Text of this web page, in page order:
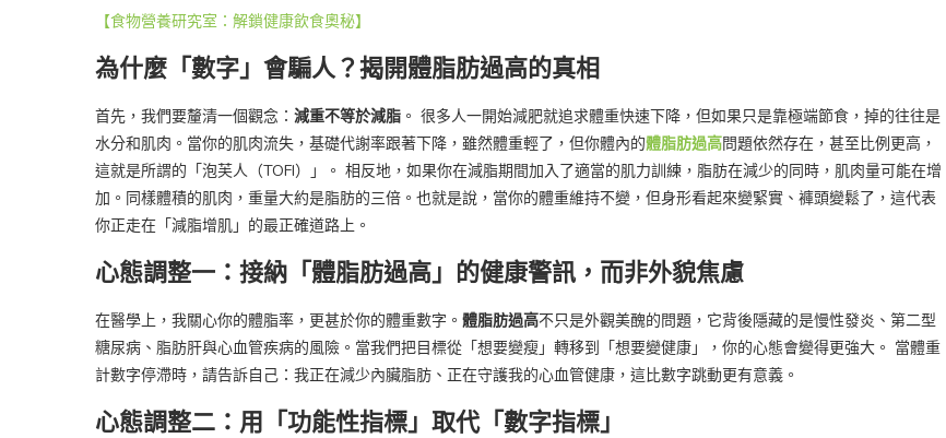
【食物營養研究室：解鎖健康飲食奧秘】
為什麼「數字」會騙人？揭開體脂肪過高的真相
首先，我們要釐清一個觀念： 減重不等於減脂 。 很多人一開始減肥就追求體重快速下降，但如果只是靠極端節食，掉的往往是
水分和肌肉。當你的肌肉流失，基礎代謝率跟著下降，雖然體重輕了，但你體內的體脂肪過高問題依然存在，甚至比例更高，
這就是所謂的「泡芙人（TOFI）」。 相反地，如果你在減脂期間加入了適當的肌力訓練，脂肪在減少的同時，肌肉量可能在增
加。同樣體積的肌肉，重量大約是脂肪的三倍。也就是說，當你的體重維持不變，但身形看起來變緊實、褲頭變鬆了，這代表
你正走在「減脂增肌」的最正確道路上。
心態調整一：接納「體脂肪過高」的健康警訊，而非外貌焦慮
在醫學上，我關心你的體脂率，更甚於你的體重數字。 體脂肪過高不只是外觀美醜的問題，它背後隱藏的是慢性發炎、第二型
糖尿病、脂肪肝與心血管疾病的風險。當我們把目標從「想要變瘦」轉移到「想要變健康」，你的心態會變得更強大。 當體重
計數字停滯時，請告訴自己：我正在減少內臟脂肪、正在守護我的心血管健康，這比數字跳動更有意義。
心態調整二：用「功能性指標」取代「數字指標」